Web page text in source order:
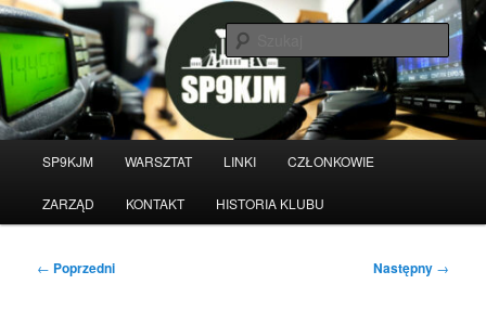
Przeskocz
do
tekstu
Witamy na stronie klubu
krótkofalarskiego SP9KJM
SP9KJM WARSZTAT LINKI CZŁONKOWIE
ZARZĄD KONTAKT HISTORIA KLUBU
Nawigacja
← Poprzedni Następny →